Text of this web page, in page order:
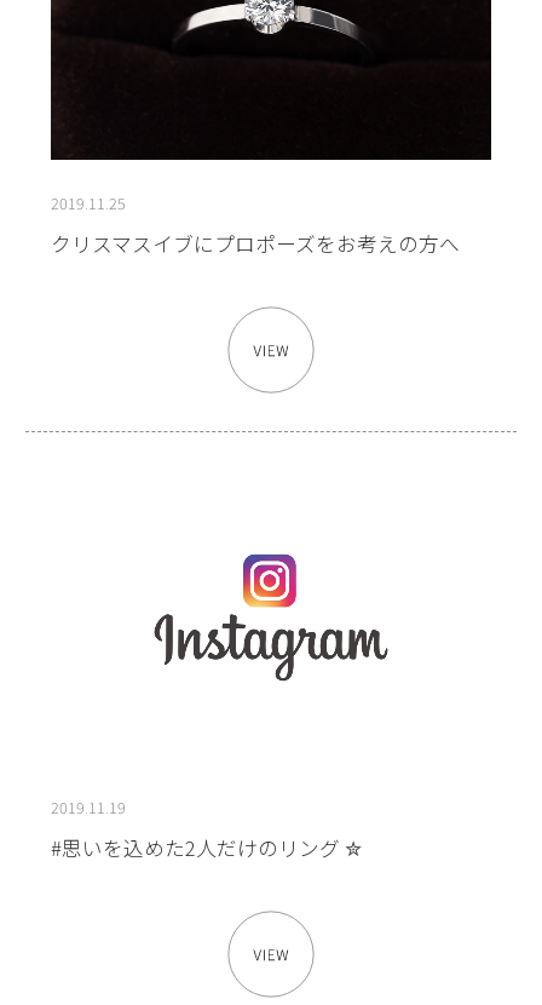
2019.11.25
クリスマスイブにプロポーズをお考えの方へ
2019.11.19
#思いを込めた2人だけのリング ✮